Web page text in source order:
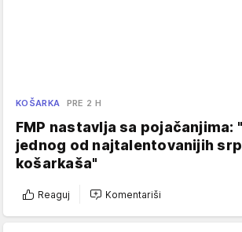
KOŠARKA PRE 2 H
FMP nastavlja sa pojačanjima:
jednog od najtalentovanijih
košarkaša"
Reaguj Komentariši